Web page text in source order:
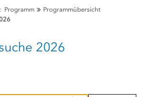
Programm
Programmübersicht
2026